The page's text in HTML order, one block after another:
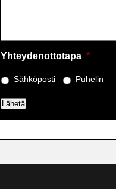
Yhteydenottotapa *
Sähköposti Puhelin
Lähetä